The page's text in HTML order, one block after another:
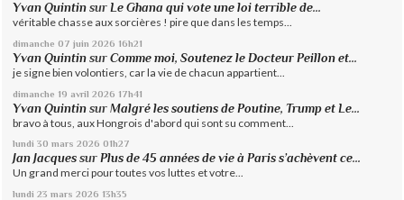
Yvan Quintin surLe Ghana qui vote une loi terrible de...
véritable chasse aux sorcières ! pire que dans les temps...
dimanche 07 juin 2026 16h21
Yvan Quintin surComme moi, Soutenez le Docteur Peillon et...
je signe bien volontiers, car la vie de chacun appartient...
dimanche 19 avril 2026 17h41
Yvan Quintin surMalgré les soutiens de Poutine, Trump et Le...
bravo à tous, aux Hongrois d'abord qui sont su comment...
lundi 30 mars 2026 01h27
Jan Jacques surPlus de 45 années de vie à Paris s’achèvent ce...
Un grand merci pour toutes vos luttes et votre...
lundi 23 mars 2026 13h35